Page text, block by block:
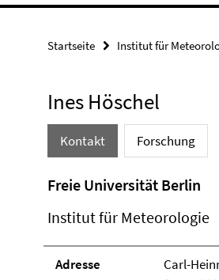
Startseite Institut für
Ines Höschel
Kontakt Forschung
Freie Universität Berlin
Institut für Meteorologie
Adresse
Carl-